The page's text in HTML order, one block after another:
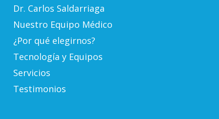
Dr. Carlos Saldarriaga
Nuestro Equipo Médico
¿Por qué elegirnos?
Tecnología y Equipos
Servicios
Testimonios